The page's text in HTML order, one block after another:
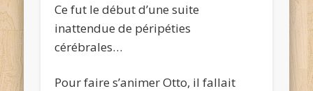
Ce fut le début d’une suite
inattendue de péripéties
cérébrales…
Pour faire s’animer Otto, il fallait